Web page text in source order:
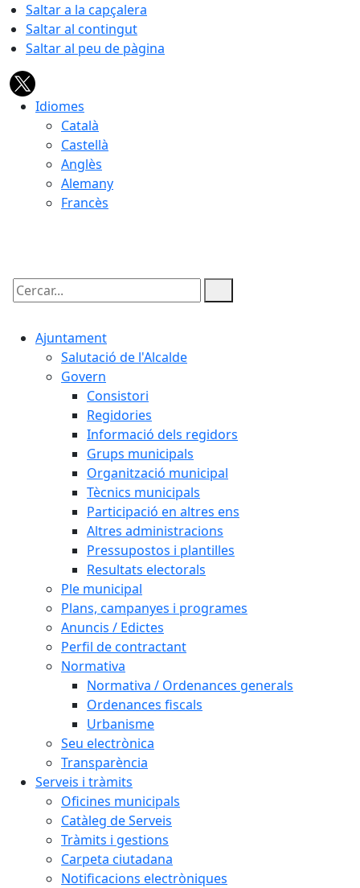
Saltar a la capçalera
Saltar al contingut
Saltar al peu de pàgina
Idiomes
Català
Castellà
Anglès
Alemany
Francès
Cercar:
Ajuntament
Salutació de l'Alcalde
Govern
Consistori
Regidories
Informació dels regidors
Grups municipals
Organització municipal
Tècnics municipals
Participació en altres ens
Altres administracions
Pressupostos i plantilles
Resultats electorals
Ple municipal
Plans, campanyes i programes
Anuncis / Edictes
Perfil de contractant
Normativa
Normativa / Ordenances generals
Ordenances fiscals
Urbanisme
Seu electrònica
Transparència
Serveis i tràmits
Oficines municipals
Catàleg de Serveis
Tràmits i gestions
Carpeta ciutadana
Notificacions electròniques